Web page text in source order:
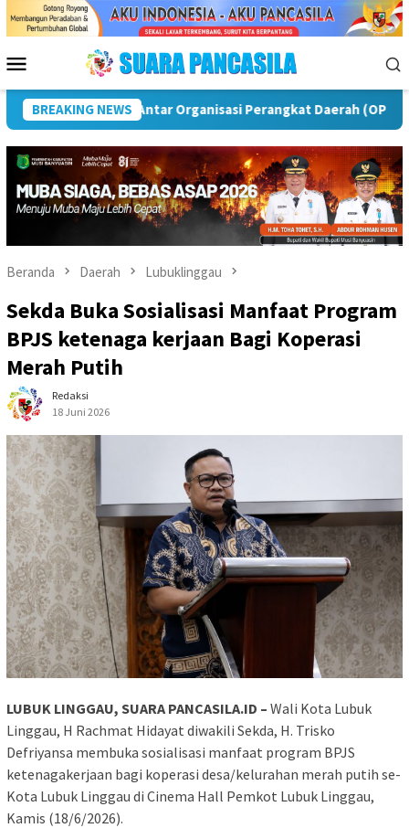
Menu
Mobile
BREAKING NEWS
Rawas Puncak Peringatan IPeKB Ke-19, Plt Bupati
Beranda Daerah Lubuklinggau
Sekda Buka Sosialisasi Manfaat Program
BPJS ketenaga kerjaan Bagi Koperasi
Merah Putih
Redaksi
18 Juni 2026
LUBUK LINGGAU, SUARA PANCASILA.ID – Wali Kota Lubuk
Linggau, H Rachmat Hidayat diwakili Sekda, H. Trisko
Defriyansa membuka sosialisasi manfaat program BPJS
ketenagakerjaan bagi koperasi desa/kelurahan merah putih se-
Kota Lubuk Linggau di Cinema Hall Pemkot Lubuk Linggau,
Kamis (18/6/2026).